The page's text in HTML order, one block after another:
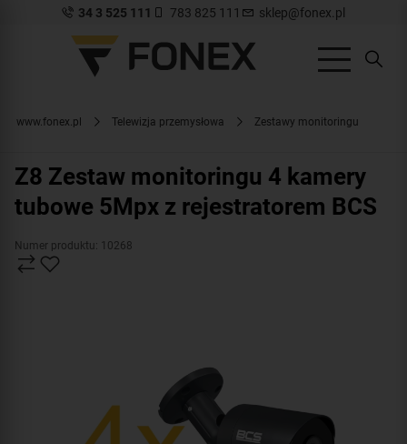
34 3 525 111 783 825 111 sklep@fonex.pl
www.fonex.pl Telewizja przemysłowa Zestawy monitoringu
Z8 Zestaw monitoringu 4 kamery
tubowe 5Mpx z rejestratorem BCS
Numer produktu: 10268